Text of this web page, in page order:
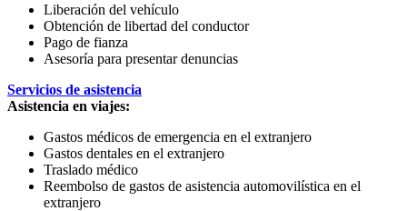
Liberación del vehículo
Obtención de libertad del conductor
Pago de fianza
Asesoría para presentar denuncias
Servicios de asistencia
Asistencia en viajes:
Gastos médicos de emergencia en el extranjero
Gastos dentales en el extranjero
Traslado médico
Reembolso de gastos de asistencia automovilística en el
extranjero